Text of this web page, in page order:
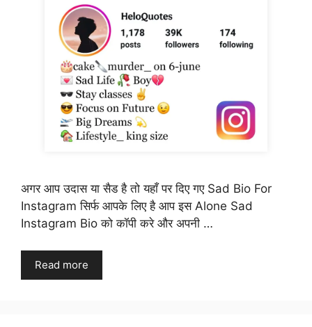
अगर आप उदास या सैड है तो यहाँ पर दिए गए Sad Bio For
Instagram सिर्फ आपके लिए है आप इस Alone Sad
Instagram Bio को कॉपी करे और अपनी …
Read more